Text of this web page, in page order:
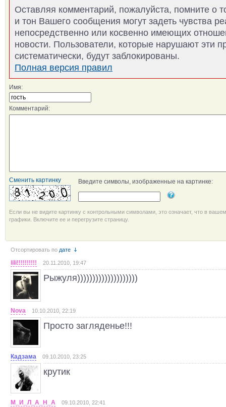
Оставляя комментарий, пожалуйста, помните о
и тон Вашего сообщения могут задеть чувства
непосредственно или косвенно имеющих
новости. Пользователи, которые нарушают эти
систематически, будут заблокированы.
Полная версия правил
Имя:
Комментарий:
Сменить картинку Введите символы, изображенные на картинке:
Если вы не видите картинку с контрольными символами, это означает, что в
графики. Включите ее и перегрузите страницу.
Отсортировать по дате
lili!!!!!!!!!! 20.11.2010, 19:47
Рыжуля))))))))))))))))))))
Nova 10.10.2010, 22:19
Просто загляденье!!!
Кадзама 09.10.2010, 23:25
крутик
М_И_Л_А_Н_А 09.10.2010, 22:41